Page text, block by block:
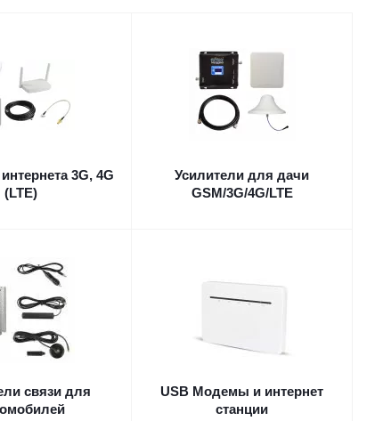
3G, 4G
(LTE)
Усилители для дачи
GSM/3G/4G/LTE
связи для
USB Модемы и интернет
станции